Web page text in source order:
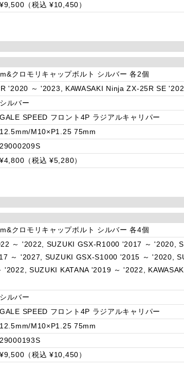
¥9,500（税込 ¥10,450）
クロモリキャップボルト シルバー 各2個
'2020 ～ '2023, KAWASAKI Ninja ZX-25R SE
シルバー
GALE SPEED フロント4P ラジアルキャリパー
12.5mm/M10×P1.25 75mm
29000209S
¥4,800（税込 ¥5,280）
クロモリキャップボルト シルバー 各4個
～ '2022, SUZUKI GSX-R1000 '2017 ～ '2020,
～ '2027, SUZUKI GSX-S1000 '2015 ～ '2020,
'2022, SUZUKI KATANA '2019 ～ '2022,
シルバー
GALE SPEED フロント4P ラジアルキャリパー
12.5mm/M10×P1.25 75mm
29000193S
¥9,500（税込 ¥10,450）